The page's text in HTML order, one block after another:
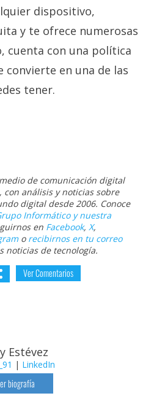
dispositivo,
y te ofrece numerosas
cuenta con una política
convierte en una de las
tener.
de comunicación digital
con análisis y noticias sobre
digital desde 2006. Conoce
Informático y nuestra
en Facebook, X,
o recibirnos en tu correo
noticias de tecnología.
Ver Comentarios
Estévez
| LinkedIn
biografía